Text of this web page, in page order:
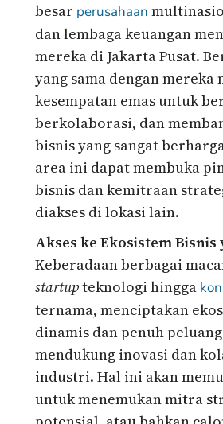
besar perusahaan
dan lembaga keuangan
mereka di Jakarta Pusat.
yang sama dengan
kesempatan emas untuk
berkolaborasi, dan
bisnis yang sangat
area ini dapat membuka
bisnis dan kemitraan
diakses di lokasi lain.
Akses ke Ekosistem Bisnis
Keberadaan berbagai
startupteknologi hingga
ternama, menciptakan
dinamis dan penuh
mendukung inovasi dan
industri. Hal ini akan
untuk menemukan mitra